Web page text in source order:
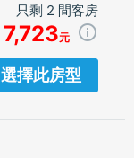
只剩 2 間客房
7,723元
選擇此房型